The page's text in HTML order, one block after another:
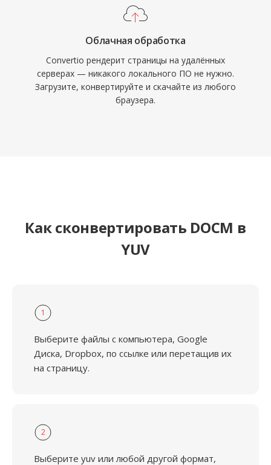
Облачная обработка
Convertio рендерит страницы на удалённых
серверах — никакого локального ПО не нужно.
Загрузите, конвертируйте и скачайте из любого
браузера.
Как сконвертировать DOCM в
YUV
1
Выберите файлы с компьютера, Google
Диска, Dropbox, по ссылке или перетащив их
на страницу.
2
Выберите yuv или любой другой формат,